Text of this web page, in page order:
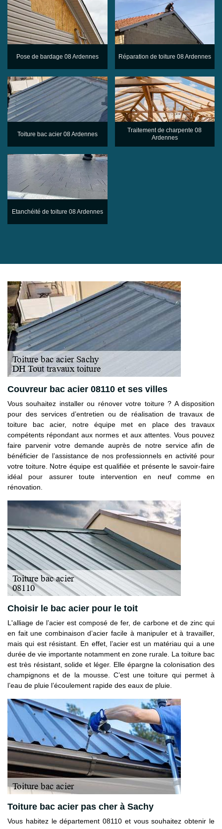
Pose de bardage 08 Ardennes Réparation de toiture 08 Ardennes
Toiture bac acier 08 Ardennes
Traitement de charpente 08
Ardennes
Etanchéité de toiture 08 Ardennes
Couvreur bac acier 08110 et ses villes
Vous souhaitez installer ou rénover votre toiture ? A disposition
pour des services d’entretien ou de réalisation de travaux de
toiture bac acier, notre équipe met en place des travaux
compétents répondant aux normes et aux attentes. Vous pouvez
faire parvenir votre demande auprès de notre service afin de
bénéficier de l’assistance de nos professionnels en activité pour
votre toiture. Notre équipe est qualifiée et présente le savoir-faire
idéal pour assurer toute intervention en neuf comme en
rénovation.
Choisir le bac acier pour le toit
L'alliage de l’acier est composé de fer, de carbone et de zinc qui
en fait une combinaison d’acier facile à manipuler et à travailler,
mais qui est résistant. En effet, l’acier est un matériau qui a une
durée de vie importante notamment en zone rurale. La toiture bac
est très résistant, solide et léger. Elle épargne la colonisation des
champignons et de la mousse. C’est une toiture qui permet à
l’eau de pluie l’écoulement rapide des eaux de pluie.
Toiture bac acier pas cher à Sachy
Vous habitez le département 08110 et vous souhaitez obtenir le